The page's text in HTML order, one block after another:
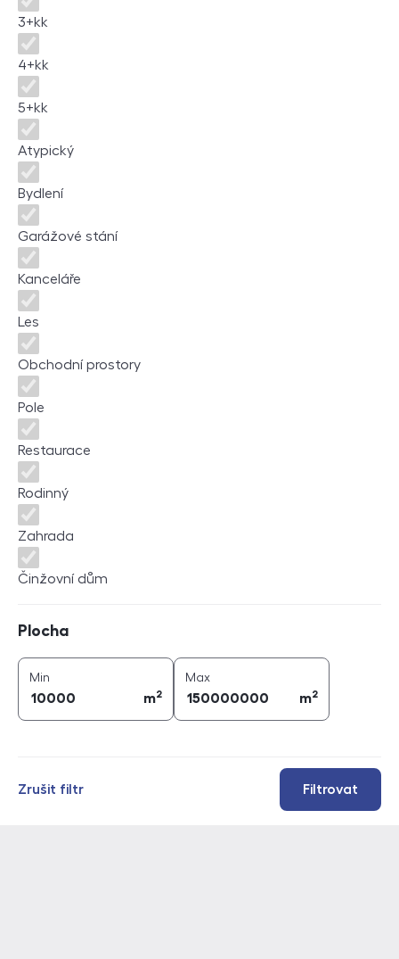
3+kk
4+kk
5+kk
Atypický
Bydlení
Garážové stání
Kanceláře
Les
Obchodní prostory
Pole
Restaurace
Rodinný
Zahrada
Činžovní dům
Plocha
Min
m2
Maxplocha (
m2
Filtrovat
Zrušit filtr